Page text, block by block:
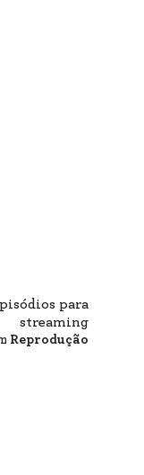
para
streaming
Reprodução